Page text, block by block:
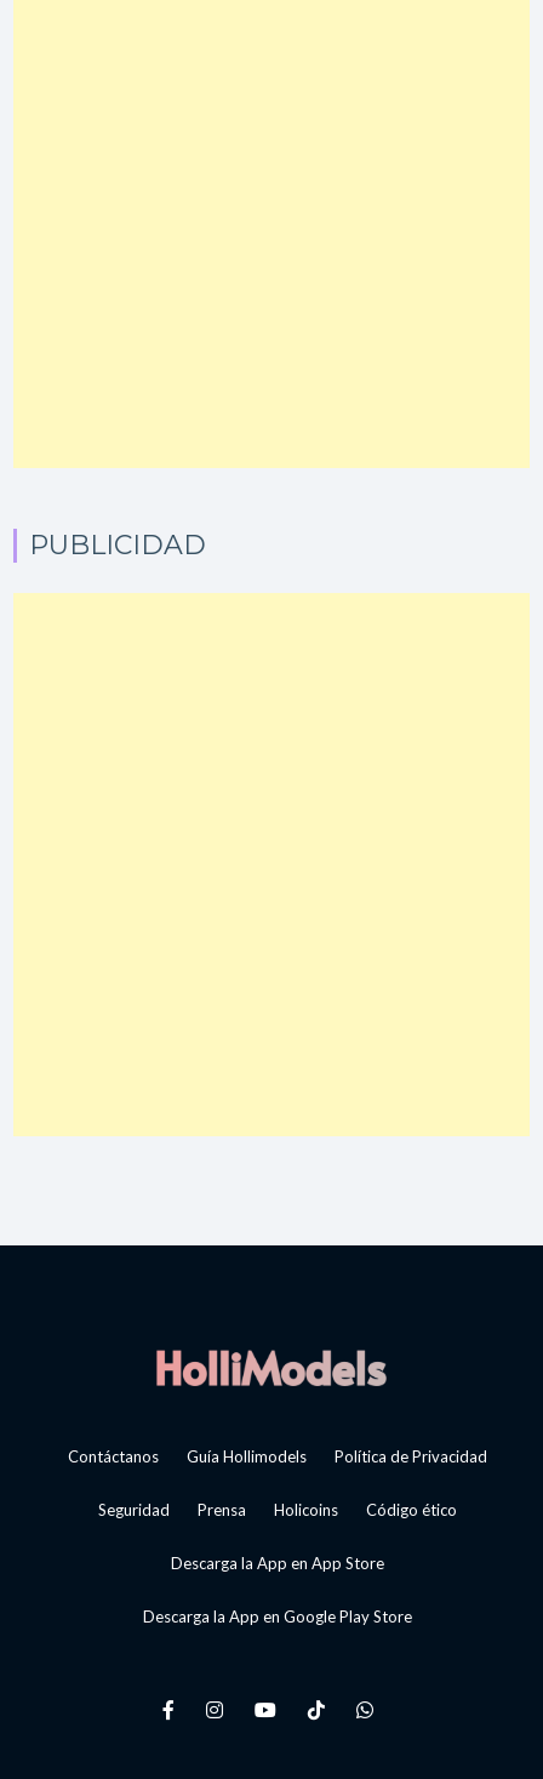
PUBLICIDAD
Contáctanos Guía Hollimodels Política de Privacidad
Seguridad Prensa Holicoins Código ético
Descarga la App en App Store
Descarga la App en Google Play Store